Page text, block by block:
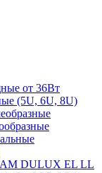
от 36Вт
(5U, 6U, 8U)
DULUX EL LL